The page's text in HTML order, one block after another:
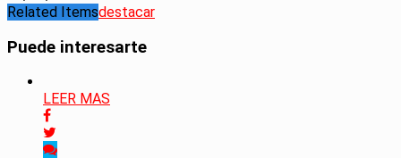
Related Itemsdestacar
Puede interesarte
LEER MAS